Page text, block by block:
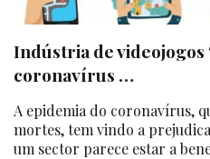
Indústria de videojogos
coronavírus …
A epidemia do coronavírus,
mortes, tem vindo a
um sector parece estar a